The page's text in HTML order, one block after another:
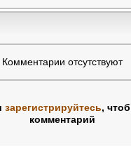
Комментарии отсутствуют
зарегистрируйтесь,
комментарий